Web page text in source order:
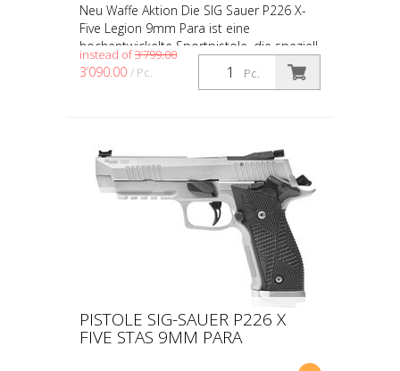
Neu Waffe Aktion Die SIG Sauer P226 X-
Five Legion 9mm Para ist eine
hochentwickelte Sportpistole, die speziell
für Präzision und Leistung entwickelt
wurde. Sie gehört zur...
Pc.
instead of3’799.00
3’090.00 / Pc.
PISTOLE SIG-SAUER P226 X
FIVE STAS 9MM PARA